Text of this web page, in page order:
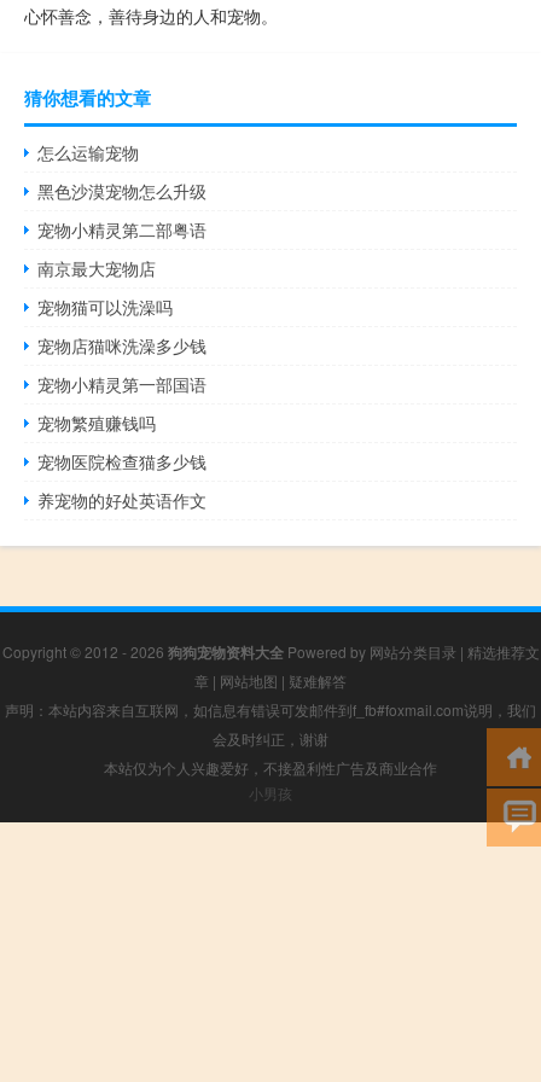
心怀善念，善待身边的人和宠物。
猜你想看的文章
怎么运输宠物
黑色沙漠宠物怎么升级
宠物小精灵第二部粤语
南京最大宠物店
宠物猫可以洗澡吗
宠物店猫咪洗澡多少钱
宠物小精灵第一部国语
宠物繁殖赚钱吗
宠物医院检查猫多少钱
养宠物的好处英语作文
Copyright © 2012 - 2026 狗狗宠物资料大全Powered by 网站分类目录 | 精选推荐文
章 | 网站地图 | 疑难解答
声明：本站内容来自互联网，如信息有错误可发邮件到f_fb#foxmail.com说明，我们
会及时纠正，谢谢
本站仅为个人兴趣爱好，不接盈利性广告及商业合作
小男孩